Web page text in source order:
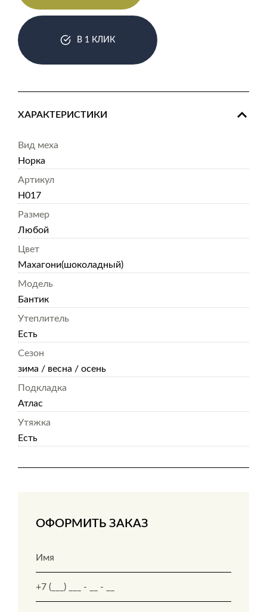
В 1 КЛИК
ХАРАКТЕРИСТИКИ
Вид меха
Норка
Артикул
Н017
Размер
Любой
Цвет
Махагони(шоколадный)
Модель
Бантик
Утеплитель
Есть
Сезон
зима / весна / осень
Подкладка
Атлас
Утяжка
Есть
ОФОРМИТЬ ЗАКАЗ